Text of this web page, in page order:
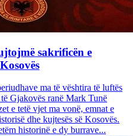
sakrificën e
ma të vështira të luftës
Gjakovës ranë Mark Tunë
e tetë vjet ma vonë, emnat e
dhe kujtesës së Kosovës.
historinë e dy burrave...